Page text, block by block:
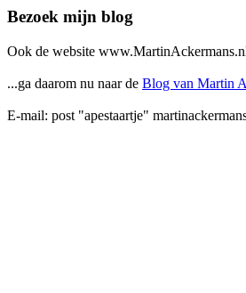
Bezoek mijn blog
Ook de website
...ga daarom nu naar de Blog van Martin
E-mail: post "apestaartje"